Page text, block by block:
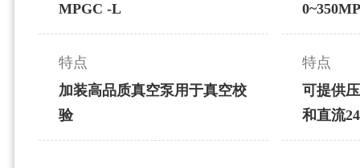
MPGC -L
特点
加装高品质真空泵用于真空校
验
特点
可提供
和直流